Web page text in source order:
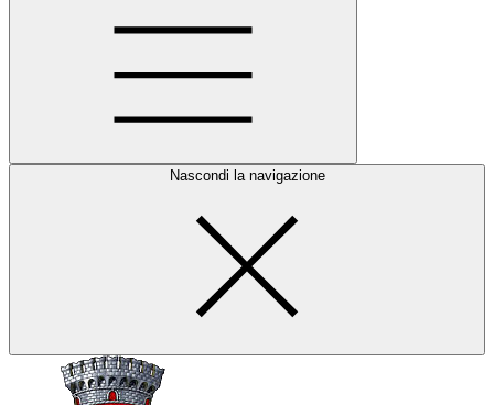
Nascondi la navigazione